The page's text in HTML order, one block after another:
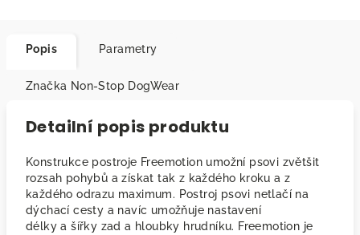
Popis Parametry
Značka Non-Stop DogWear
Detailní popis produktu
Konstrukce postroje Freemotion umožní psovi zvětšit
rozsah pohybů a získat tak z každého kroku a z
každého odrazu maximum. Postroj psovi netlačí na
dýchací cesty a navíc umožňuje nastavení
délky a šířky zad a hloubky hrudníku. Freemotion je